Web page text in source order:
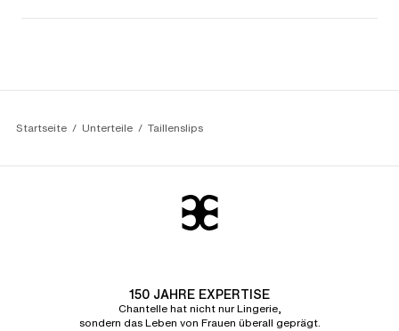
Startseite Unterteile Taillenslips
150 JAHRE EXPERTISE
Chantelle hat nicht nur Lingerie,
sondern das Leben von Frauen überall geprägt.